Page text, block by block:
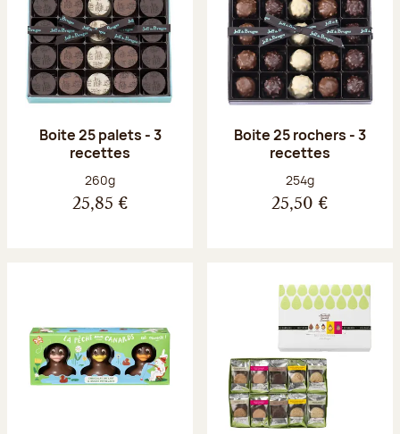
Boite 25 palets - 3
recettes
Poids net :
260g
25,85 €
Boite 25 rochers - 3
recettes
Poids net :
254g
25,50 €